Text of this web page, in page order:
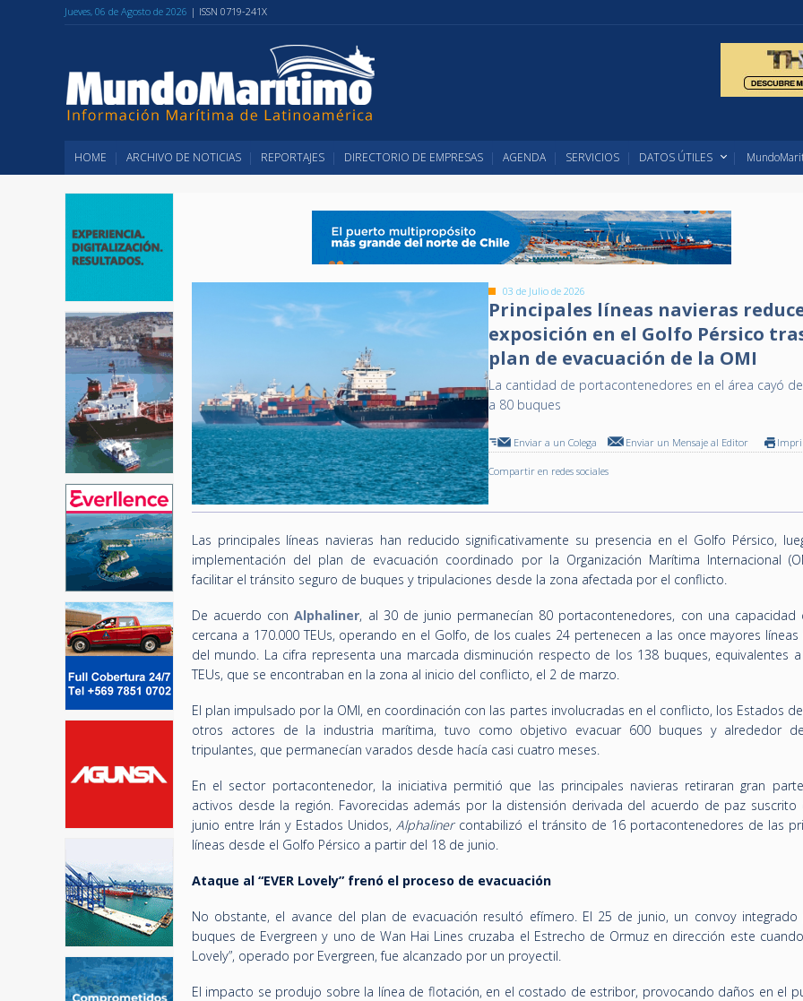
Jueves, 06 de Agosto de 2026 | ISSN 0719-241X
HOME ARCHIVO DE NOTICIAS REPORTAJES DIRECTORIO DE EMPRESAS AGENDA SERVICIOS DATOS ÚTILES
03 de Julio de 2026
Principales líneas navieras
exposición en el Golfo Pérsico
plan de evacuación de la OMI
La cantidad de portacontenedores en el área cayó
a 80 buques
Enviar a un Colega Enviar un Mensaje al Editor
Compartir en redes sociales
Las principales líneas navieras han reducido significativamente su presencia en el Golfo Pérsico,
implementación del plan de evacuación coordinado por la Organización Marítima Internacional
facilitar el tránsito seguro de buques y tripulaciones desde la zona afectada por el conflicto.
De acuerdo conAlphaliner, al 30 de junio permanecían 80 portacontenedores, con una capacidad
cercana a 170.000 TEUs, operando en el Golfo, de los cuales 24 pertenecen a las once mayores líneas
del mundo. La cifra representa una marcada disminución respecto de los 138 buques, equivalentes a
TEUs, que se encontraban en la zona al inicio del conflicto, el 2 de marzo.
El plan impulsado por la OMI, en coordinación con las partes involucradas en el conflicto, los Estados
otros actores de la industria marítima, tuvo como objetivo evacuar 600 buques y alrededor
tripulantes, que permanecían varados desde hacía casi cuatro meses.
En el sector portacontenedor, la iniciativa permitió que las principales navieras retiraran gran
activos desde la región. Favorecidas además por la distensión derivada del acuerdo de paz suscrito
junio entre Irán y Estados Unidos,Alphalinercontabilizó el tránsito de 16 portacontenedores de las
líneas desde el Golfo Pérsico a partir del 18 de junio.
Ataque al “EVER Lovely” frenó el proceso de evacuación
No obstante, el avance del plan de evacuación resultó efímero. El 25 de junio, un convoy
buques de Evergreen y uno de Wan Hai Lines cruzaba el Estrecho de Ormuz en dirección este cuando
Lovely”, operado por Evergreen, fue alcanzado por un proyectil.
El impacto se produjo sobre la línea de flotación, en el costado de estribor, provocando daños en el